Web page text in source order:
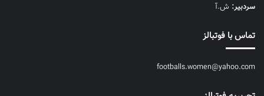
سردبیر: ش.آ
تماس با فوتبالز
footballs.women@yahoo.com